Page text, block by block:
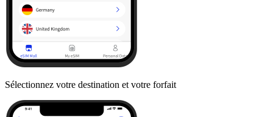
Sélectionnez votre destination et votre forfait